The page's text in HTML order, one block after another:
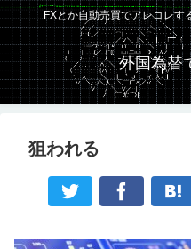
FXとか自動売買でアレコレす
外国為替
狙われる